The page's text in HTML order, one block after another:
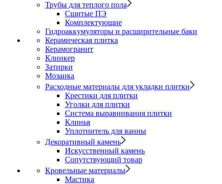
Трубы для теплого пола
Сшитые ПЭ
Комплектующие
Гидроаккумуляторы и расширительные баки
Керамическая плитка
Керамогранит
Клинкер
Затирки
Мозаика
Расходные материалы для укладки плитки
Крестики для плитки
Уголки для плитки
Система выравнивания плитки
Клинья
Уплотнитель для ванны
Декоративный камень
Искусственный камень
Сопутствующий товар
Кровельные материалы
Мастика